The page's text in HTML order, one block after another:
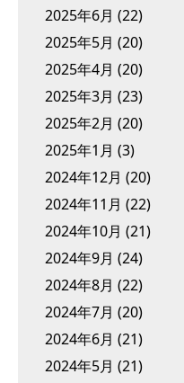
2025年6月 (22)
2025年5月 (20)
2025年4月 (20)
2025年3月 (23)
2025年2月 (20)
2025年1月 (3)
2024年12月 (20)
2024年11月 (22)
2024年10月 (21)
2024年9月 (24)
2024年8月 (22)
2024年7月 (20)
2024年6月 (21)
2024年5月 (21)